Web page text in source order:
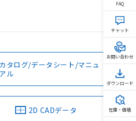
カタログ/データシート/マニュ
アル
2D CADデータ
FAQ
チャット
お問い合わせ
ダウンロード
在庫・価格